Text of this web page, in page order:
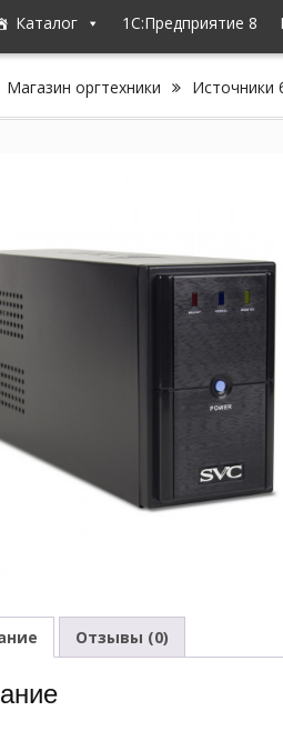
Каталог 1C:Предприятие 8
Магазин оргтехники Источники
Отзывы (0)